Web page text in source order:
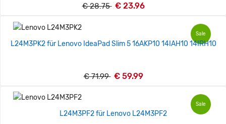
€ 28.75 € 23.96
Sale
L24M3PK2 für Lenovo IdeaPad Slim 5 16AKP10 14IAH10 14IRH10
€ 71.99 € 59.99
Sale
L24M3PF2 für Lenovo L24M3PF2